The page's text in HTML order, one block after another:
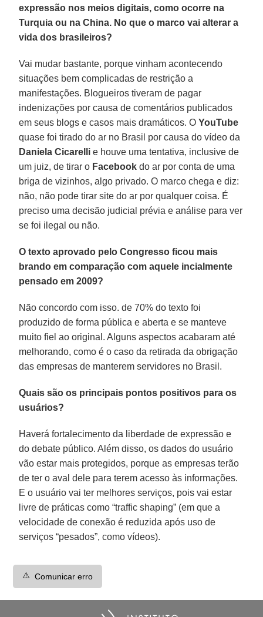
expressão nos meios digitais, como ocorre na
Turquia ou na China. No que o marco vai alterar a
vida dos brasileiros?
Vai mudar bastante, porque vinham acontecendo
situações bem complicadas de restrição a
manifestações. Blogueiros tiveram de pagar
indenizações por causa de comentários publicados
em seus blogs e casos mais dramáticos. OYouTube
quase foi tirado do ar no Brasil por causa do vídeo da
Daniela Cicarelli e houve uma tentativa, inclusive de
um juiz, de tirar o Facebook do ar por conta de uma
briga de vizinhos, algo privado. O marco chega e diz:
não, não pode tirar site do ar por qualquer coisa. É
preciso uma decisão judicial prévia e análise para ver
se foi ilegal ou não.
O texto aprovado pelo Congresso ficou mais
brando em comparação com aquele incialmente
pensado em 2009?
Não concordo com isso. de 70% do texto foi
produzido de forma pública e aberta e se manteve
muito fiel ao original. Alguns aspectos acabaram até
melhorando, como é o caso da retirada da obrigação
das empresas de manterem servidores no Brasil.
Quais são os principais pontos positivos para os
usuários?
Haverá fortalecimento da liberdade de expressão e
do debate público. Além disso, os dados do usuário
vão estar mais protegidos, porque as empresas terão
de ter o aval dele para terem acesso às informações.
E o usuário vai ter melhores serviços, pois vai estar
livre de práticas como “traffic shaping” (em que a
velocidade de conexão é reduzida após uso de
serviços “pesados”, como vídeos).
⚠️ Comunicar erro